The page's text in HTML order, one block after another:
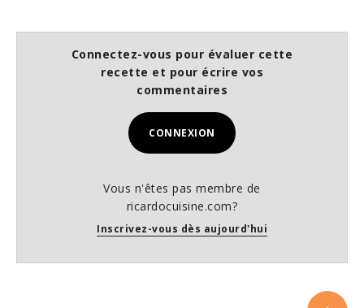
Connectez-vous pour évaluer cette
recette et pour écrire vos
commentaires
CONNEXION
Vous n'êtes pas membre de
ricardocuisine.com?
Inscrivez-vous dès aujourd'hui